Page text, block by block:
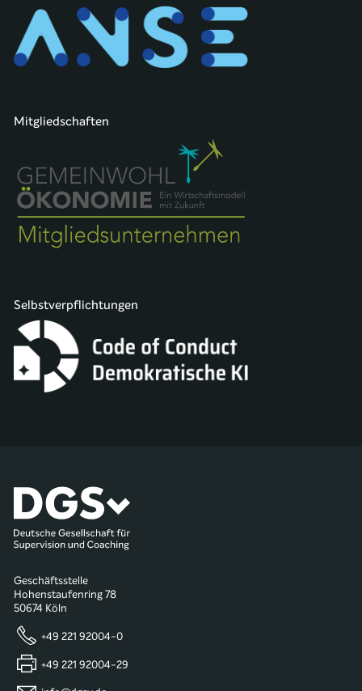
Mitgliedschaften
Selbstverpflichtungen
Geschäftsstelle
Hohenstaufenring 78
50674 Köln
+49 221 92004-0
+49 221 92004-29